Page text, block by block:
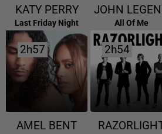
KATY PERRY
Last Friday Night
JOHN
All Of Me
2h57
2h57
AMEL BENT
2h54
2h54